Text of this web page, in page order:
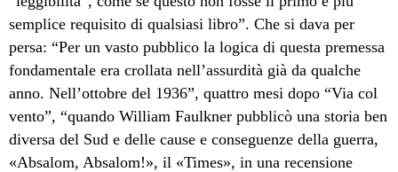
semplice requisito di qualsiasi libro”. Che si dava per
persa: “Per un vasto pubblico la logica di questa premessa
fondamentale era crollata nell’assurdità già da qualche
anno. Nell’ottobre del 1936”, quattro mesi dopo “Via col
vento”, “quando William Faulkner pubblicò una storia ben
diversa del Sud e delle cause e conseguenze della guerra,
«Absalom, Absalom!», il «Times», in una recensione